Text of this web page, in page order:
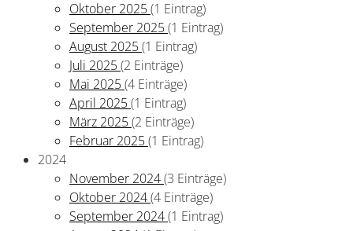
Oktober 2025(1 Eintrag)
September 2025(1 Eintrag)
August 2025(1 Eintrag)
Juli 2025(2 Einträge)
Mai 2025(4 Einträge)
April 2025(1 Eintrag)
März 2025(2 Einträge)
Februar 2025(1 Eintrag)
2024
November 2024(3 Einträge)
Oktober 2024(4 Einträge)
September 2024(1 Eintrag)